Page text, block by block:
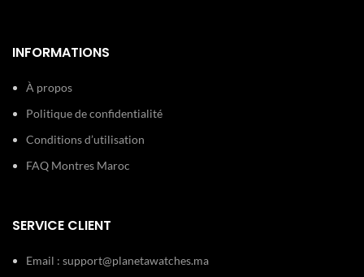
INFORMATIONS
À propos
Politique de confidentialité
Conditions d’utilisation
FAQ Montres Maroc
SERVICE CLIENT
Email : support@planetawatches.ma